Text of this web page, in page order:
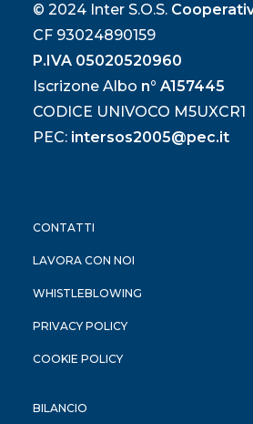
© 2024 Inter S.O.S.
CF 93024890159
P.IVA 05020520960
Iscrizone Albo n° A157445
CODICE UNIVOCO M5UXCR1
PEC: intersos2005@pec.it
CONTATTI
LAVORA CON NOI
WHISTLEBLOWING
PRIVACY POLICY
COOKIE POLICY
BILANCIO